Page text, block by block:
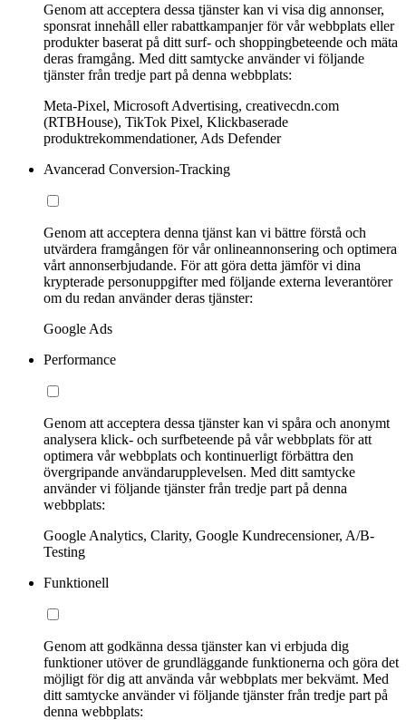
Genom att acceptera dessa tjänster kan vi visa dig annonser,
sponsrat innehåll eller rabattkampanjer för vår webbplats eller
produkter baserat på ditt surf- och shoppingbeteende och mäta
deras framgång. Med ditt samtycke använder vi följande
tjänster från tredje part på denna webbplats:
Meta-Pixel, Microsoft Advertising, creativecdn.com
(RTBHouse), TikTok Pixel, Klickbaserade
produktrekommendationer, Ads Defender
Avancerad Conversion-Tracking
Genom att acceptera denna tjänst kan vi bättre förstå och
utvärdera framgången för vår onlineannonsering och optimera
vårt annonserbjudande. För att göra detta jämför vi dina
krypterade personuppgifter med följande externa leverantörer
om du redan använder deras tjänster:
Google Ads
Performance
Genom att acceptera dessa tjänster kan vi spåra och anonymt
analysera klick- och surfbeteende på vår webbplats för att
optimera vår webbplats och kontinuerligt förbättra den
övergripande användarupplevelsen. Med ditt samtycke
använder vi följande tjänster från tredje part på denna
webbplats:
Google Analytics, Clarity, Google Kundrecensioner, A/B-
Testing
Funktionell
Genom att godkänna dessa tjänster kan vi erbjuda dig
funktioner utöver de grundläggande funktionerna och göra det
möjligt för dig att använda vår webbplats mer bekvämt. Med
ditt samtycke använder vi följande tjänster från tredje part på
denna webbplats: